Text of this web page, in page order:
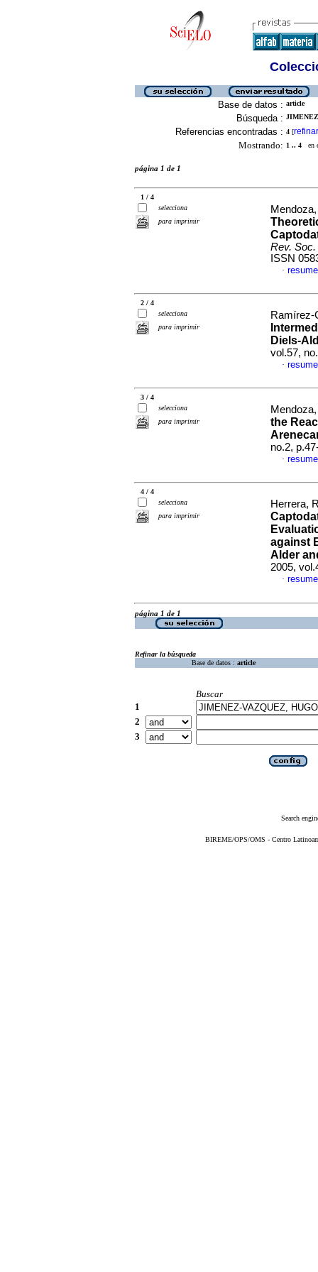
Base de datos : article
Búsqueda :
Referencias encontradas : 4 [refinar
Mostrando: 1 .. 4 en
página 1 de 1
1 / 4
selecciona
para imprimir
Rev.
ISSN
·
2 / 4
selecciona
para imprimir
Ramírez-
Diels-
vol.57,
·
3 / 4
selecciona
para imprimir
the
no.2,
·
4 / 4
selecciona
para imprimir
Herrera,
against
Alder
2005,
·
página 1 de 1
Refinar la búsqueda
Base de datos : article
Buscar
1
2
3
Search
BIREME/OPS/OMS - Centro